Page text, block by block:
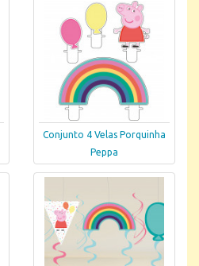
Conjunto 4 Velas Porquinha
Peppa